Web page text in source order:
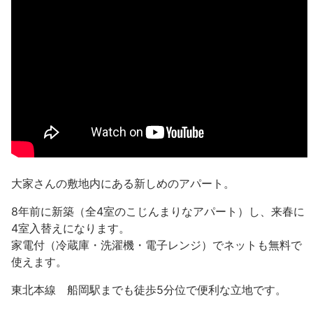
大家さんの敷地内にある新しめのアパート。
8年前に新築（全4室のこじんまりなアパート）し、来春に
4室入替えになります。
家電付（冷蔵庫・洗濯機・電子レンジ）でネットも無料で
使えます。
東北本線 船岡駅までも徒歩5分位で便利な立地です。